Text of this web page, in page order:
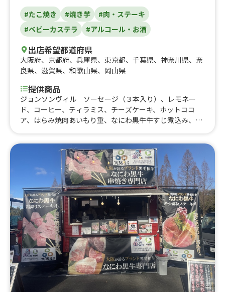
#たこ焼き #焼き芋
#肉・ステーキ
#ベビーカステラ
#アルコール・お酒
出店希望都道府県
大阪府、 京都府、 兵庫県、 東京都、 千葉県、 神奈川県、 奈
良県、 滋賀県、 和歌山県、 岡山県
提供商品
ジョンソンヴィル ソーセージ（３本入り）、レモネー
ド、コーヒー、ティラミス、チーズケーキ、ホットココ
ア、はらみ焼肉あいもり重、なにわ黒牛牛すじ煮込み、河
串、大阪梅ポーク肉巻きおにぎり、ハラミ重(ランチ)90
0、熟成ハラミ串ランチ、塩タン串ランチ、焼肉丼、大阪
美人カステラ15個、大阪美人カステラ25個、大阪美人カス
テラ40個、チュロス、りんご飴、大阪産梅ポーク焼きそ
ば、カステラいちごパフェ、焼き鳥、いちご飴、ビール、
冷やしパイン、なにわ黒牛の極上焼きそば、フランクフル
ト、カキ氷、仙台牛タン重、唐揚げ、焼き芋、ポテト、た
こ焼き